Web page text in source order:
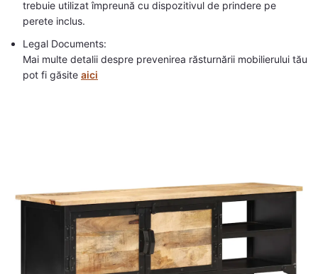
trebuie utilizat împreună cu dispozitivul de prindere pe
perete inclus.
Legal Documents:
Mai multe detalii despre prevenirea răsturnării mobilierului tău
pot fi găsite aici